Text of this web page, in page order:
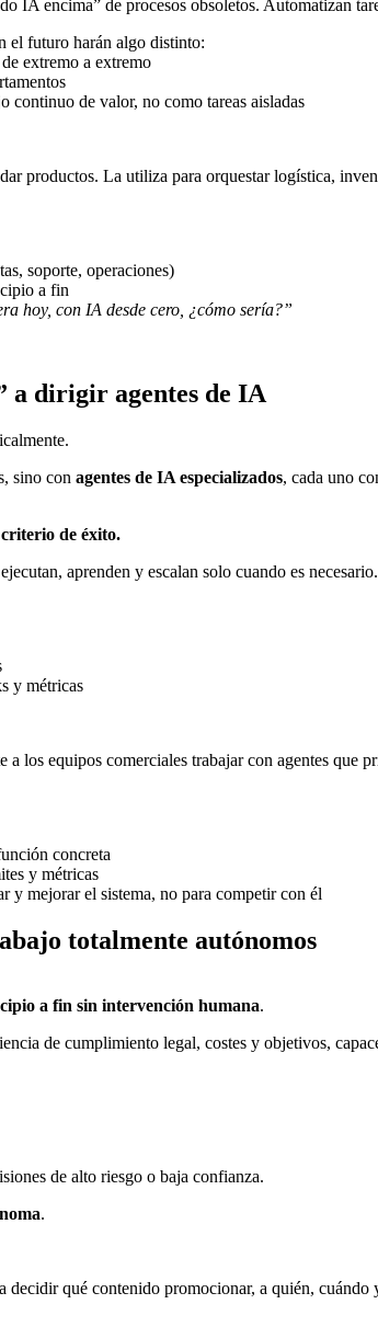
IA encima” de procesos obsoletos. Automatizan
el futuro harán algo distinto:
extremo a extremo
continuo de valor, no como tareas aisladas
productos. La utiliza para orquestar logística,
soporte, operaciones)
a fin
hoy, con IA desde cero, ¿cómo sería?”
a dirigir agentes de IA
sino con agentes de IA especializados, cada uno
de éxito.
aprenden y escalan solo cuando es necesario.
y métricas
los equipos comerciales trabajar con agentes que
concreta
y métricas
y mejorar el sistema, no para competir con él
totalmente autónomos
a fin sin intervención humana.
de cumplimiento legal, costes y objetivos,
de alto riesgo o baja confianza.
.
decidir qué contenido promocionar, a quién,